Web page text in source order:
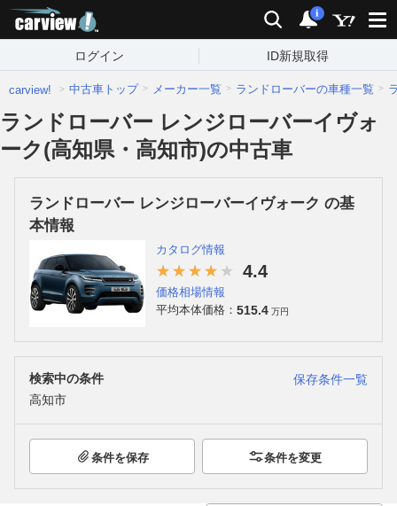
検索 通知
i
ログイン ID新規取得
carview! 中古車トップ メーカー一覧 ランドローバーの車種一覧
ランドローバー レンジローバーイヴォ
ーク(高知県・高知市)の中古車
ランドローバー レンジローバーイヴォーク の基
本情報
カタログ情報
4.4
価格相場情報
平均本体価格： 515.4 万円
検索中の条件
保存条件一覧
高知市
条件を保存 条件を変更